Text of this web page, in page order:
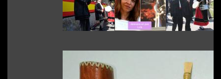
Fiestas y Eventos